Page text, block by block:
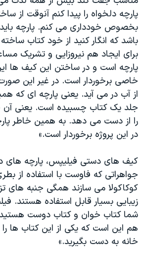
پارچه دلخواه را پیدا کنم آنوقت از
بخصوص خودداری می کنم. پارچه باید
باشد که انگار کنید از خود کتاب
برای ایجاد هم نیروزایی و تشریک
پارچه است و در ساختن این کیف ها
خاصی برخوردار است. در غیر این
از آب در می آید. یعنی پارچه ای که
جلد یک کتاب چسبیده است. یعنی
را از دست می دهد. به همین خاطر
در این پروژه برخوردار است.»
کیف های دستی فیلیپس، پارچه
جواهراتی که فاوست با استفاده از
کوکاکولا می سازند همگی جنبه های
زیبایی بسیار قابل استفاده هستند.
شما کتاب خوان و کتاب دوست
هم این است که یکی از این کتاب ها را
خانه به دست بگیرید.»